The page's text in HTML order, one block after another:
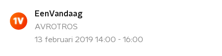
EenVandaag
AVROTROS
13 februari 2019 14:00 - 16:00